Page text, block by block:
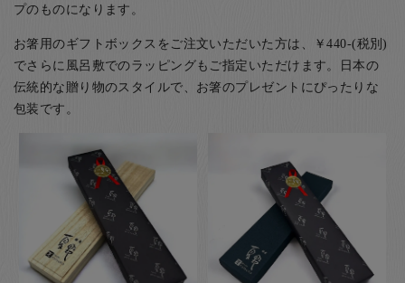
プのものになります。
お箸用のギフトボックスをご注文いただいた方は、￥440-(税別)
でさらに風呂敷でのラッピングもご指定いただけます。日本の
伝統的な贈り物のスタイルで、お箸のプレゼントにぴったりな
包装です。